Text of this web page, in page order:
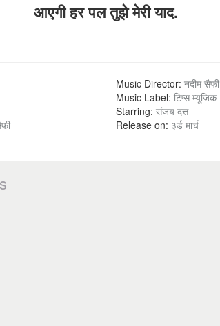
आएगी हर पल तुझे मेरी याद.
Music Director: नदीम सैफी
Music Label: टिप्स म्यूजिक
Starring: संजय दत्त
Release on: ३र्ड मार्च